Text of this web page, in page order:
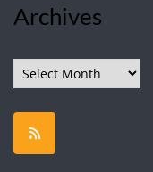
Archives
Archives